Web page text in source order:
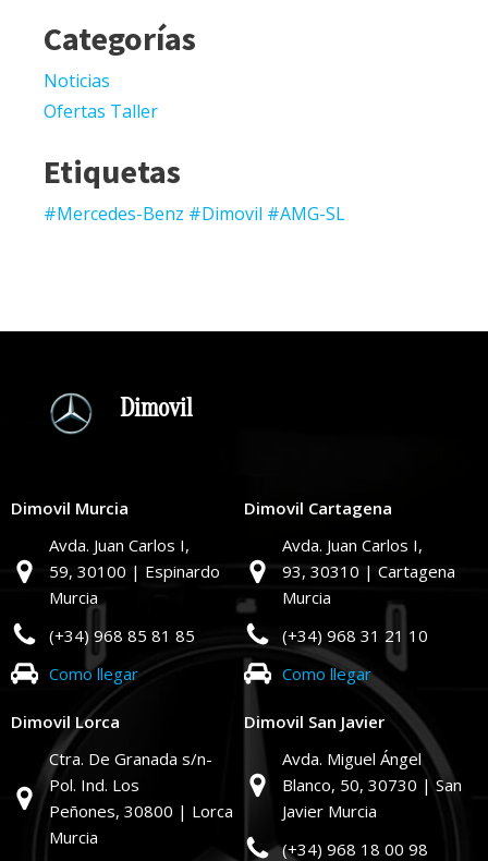
Categorías
Noticias
Ofertas Taller
Etiquetas
#Mercedes-Benz #Dimovil #AMG-SL
Dimovil
Dimovil Murcia
Avda. Juan Carlos I,
59, 30100 | Espinardo
Murcia
(+34) 968 85 81 85
Como llegar
Dimovil Cartagena
Avda. Juan Carlos I,
93, 30310 | Cartagena
Murcia
(+34) 968 31 21 10
Como llegar
Dimovil Lorca
Ctra. De Granada s/n-
Pol. Ind. Los
Peñones, 30800 | Lorca
Murcia
Dimovil San Javier
Avda. Miguel Ángel
Blanco, 50, 30730 | San
Javier Murcia
(+34) 968 18 00 98